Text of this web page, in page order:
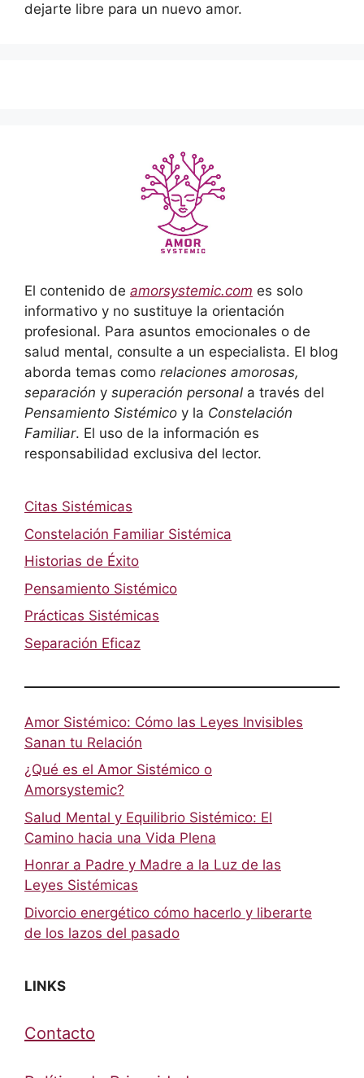
dejarte libre para un nuevo amor.
El contenido de amorsystemic.com es solo
informativo y no sustituye la orientación
profesional. Para asuntos emocionales o de
salud mental, consulte a un especialista. El blog
aborda temas como relaciones amorosas,
separación y superación personal a través del
Pensamiento Sistémico y la Constelación
Familiar. El uso de la información es
responsabilidad exclusiva del lector.
Citas Sistémicas
Constelación Familiar Sistémica
Historias de Éxito
Pensamiento Sistémico
Prácticas Sistémicas
Separación Eficaz
Amor Sistémico: Cómo las Leyes Invisibles
Sanan tu Relación
¿Qué es el Amor Sistémico o
Amorsystemic?
Salud Mental y Equilibrio Sistémico: El
Camino hacia una Vida Plena
Honrar a Padre y Madre a la Luz de las
Leyes Sistémicas
Divorcio energético cómo hacerlo y liberarte
de los lazos del pasado
LINKS
Contacto